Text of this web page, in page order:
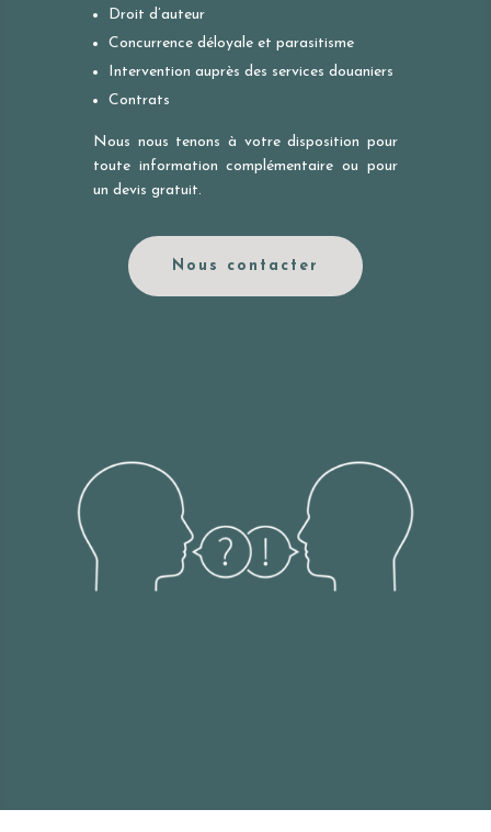
Droit d’auteur
Concurrence déloyale et parasitisme
Intervention auprès des services douaniers
Contrats
Nous nous tenons à votre disposition pour
toute information complémentaire ou pour
un devis gratuit.
Nous contacter